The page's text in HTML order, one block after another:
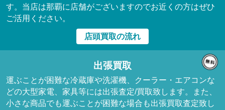
す。当店は那覇に店舗がございますのでお近くの方はぜひ
ご活用ください。
店頭買取の流れ
出張買取
運ぶことが困難な冷蔵庫や洗濯機、クーラー・エアコンな
どの大型家電、家具等には出張査定/買取致します。また、
小さな商品でも運ぶことが困難な場合も出張買取査定致し